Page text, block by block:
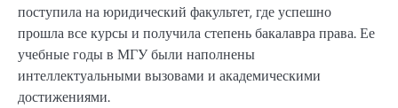
поступила на юридический факультет, где успешно
прошла все курсы и получила степень бакалавра права. Ее
учебные годы в МГУ были наполнены
интеллектуальными вызовами и академическими
достижениями.